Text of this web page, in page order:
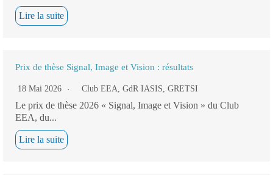
Lire la suite
Prix de thèse Signal, Image et Vision : résultats
18 Mai 2026 Club EEA, GdR IASIS, GRETSI
Le prix de thèse 2026 « Signal, Image et Vision » du Club
EEA, du...
Lire la suite